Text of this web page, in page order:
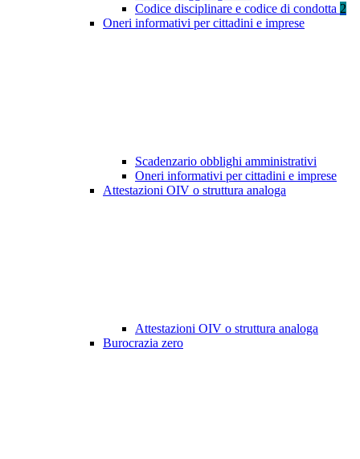
Codice disciplinare e codice di condotta 2
Oneri informativi per cittadini e imprese
Scadenzario obblighi amministrativi
Oneri informativi per cittadini e imprese
Attestazioni OIV o struttura analoga
Attestazioni OIV o struttura analoga
Burocrazia zero